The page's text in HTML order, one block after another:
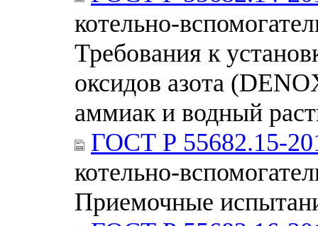
котельно-
Требования к
оксидов азота
аммиак и водный
ГОСТ Р 55682.15-
котельно-
Приемочные